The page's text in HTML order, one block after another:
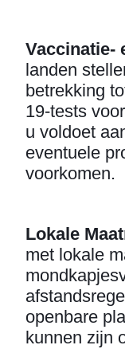
Vaccinatie-
landen
betrekking
19-tests
u voldoet
eventuele
voorkomen.
Lokale
met lokale
openbare
kunnen zijn